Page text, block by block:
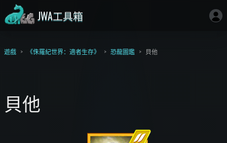
JWA工具箱
遊戲 《侏羅紀世界：適者生存》 恐龍圖鑑 貝他
貝他